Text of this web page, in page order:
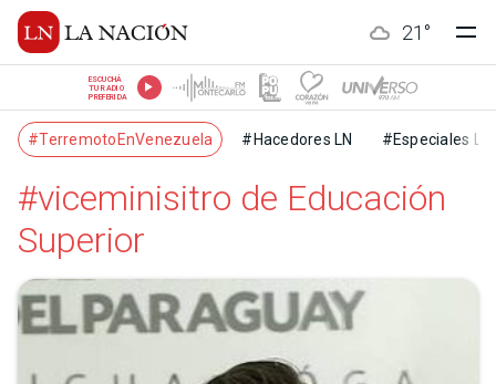
21 °
ESCUCHÁ
TU RADIO
PREFERIDA
#TerremotoEnVenezuela #Hacedores LN #Especiales LN
#viceminisitro de Educación
Superior